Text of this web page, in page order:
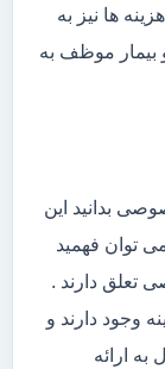
ها نیز به
موظف به
بدانید این
توان فهمید
تعلق دارند .
وجود دارند و
ارائه